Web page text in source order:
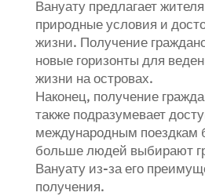
Вануату предлагает
природные условия и
жизни. Получение
новые горизонты для
жизни на островах.
Наконец, получение
также подразумевает
международным поездкам
больше людей выбирают
Вануату из-за его
получения.